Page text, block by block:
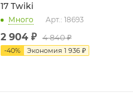
17 Twiki
Много Арт.: 18693
2 904 ₽ 4 840 ₽
-40% Экономия 1 936 ₽